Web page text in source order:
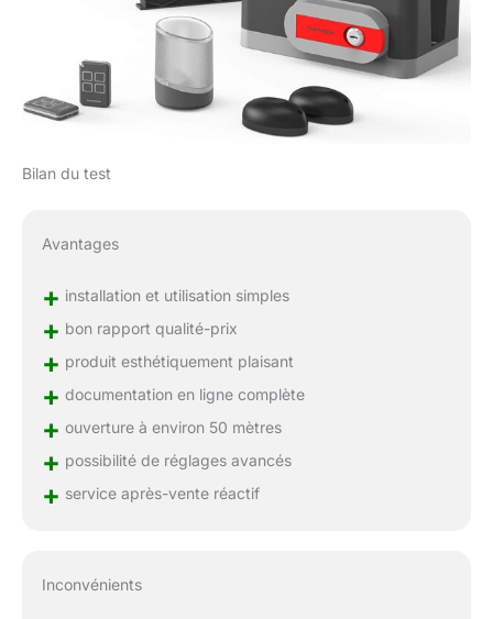
Bilan du test
Avantages
+ installation et utilisation simples
+ bon rapport qualité-prix
+ produit esthétiquement plaisant
+ documentation en ligne complète
+ ouverture à environ 50 mètres
+ possibilité de réglages avancés
+ service après-vente réactif
Inconvénients